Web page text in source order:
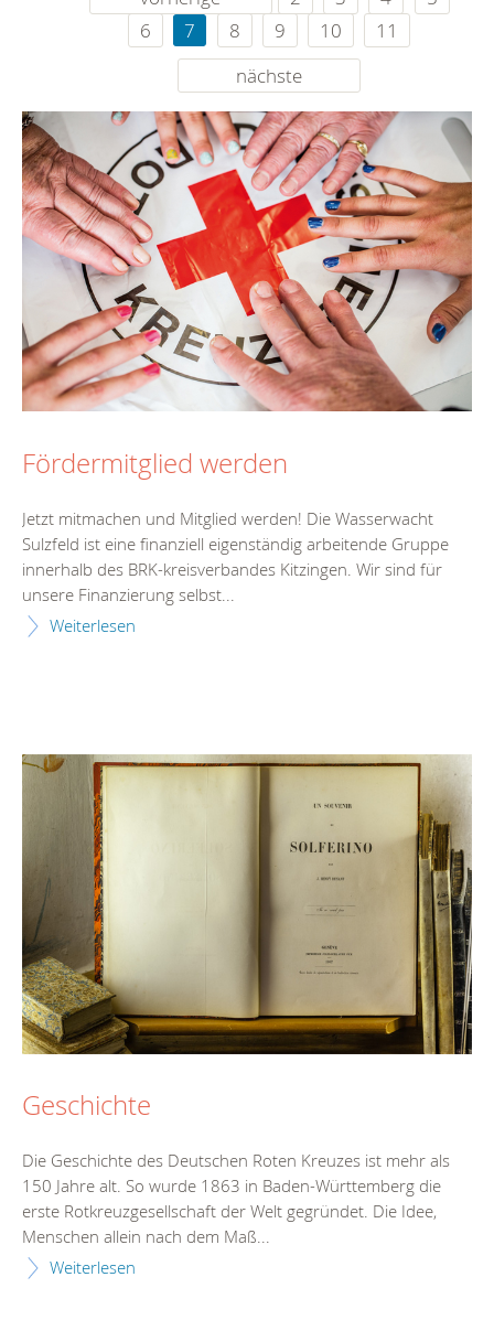
6
7 8 9 10
11
nächste
Fördermitglied werden
Jetzt mitmachen und Mitglied werden! Die Wasserwacht
Sulzfeld ist eine finanziell eigenständig arbeitende Gruppe
innerhalb des BRK-kreisverbandes Kitzingen. Wir sind für
unsere Finanzierung selbst...
Weiterlesen
Geschichte
Die Geschichte des Deutschen Roten Kreuzes ist mehr als
150 Jahre alt. So wurde 1863 in Baden-Württemberg die
erste Rotkreuzgesellschaft der Welt gegründet. Die Idee,
Menschen allein nach dem Maß...
Weiterlesen